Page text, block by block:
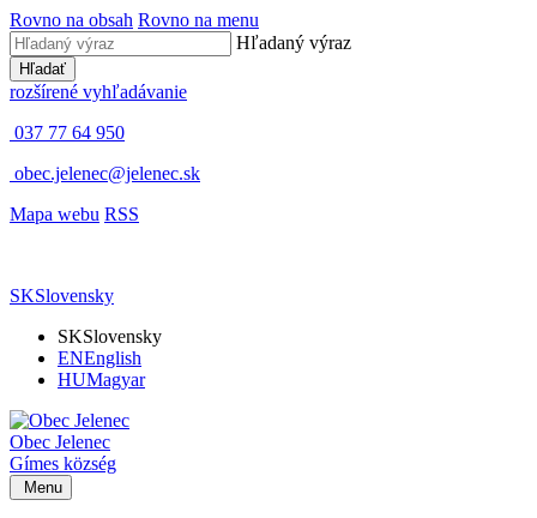
Rovno na obsah Rovno na menu
Hľadaný výraz
Hľadať
rozšírené vyhľadávanie
037 77 64 950
obec.jelenec@jelenec.sk
Mapa webu RSS
SKSlovensky
SKSlovensky
ENEnglish
HUMagyar
Obec Jelenec
Gímes község
Menu